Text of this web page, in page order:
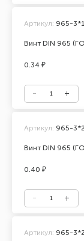
Винт DIN 965
Артикул: 965-
0.34 ₽
Винт DIN 965
Артикул: 965-
0.40 ₽
Артикул: 965-